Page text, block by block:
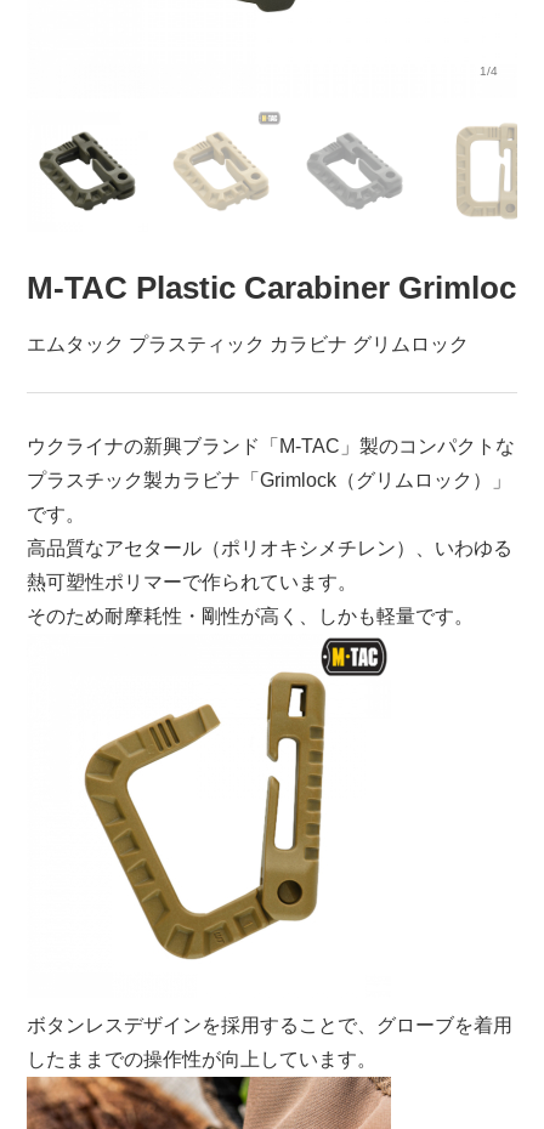
1/4
M-TAC Plastic Carabiner Grimloc
エムタック プラスティック カラビナ グリムロック
ウクライナの新興ブランド「M-TAC」製のコンパクトな
プラスチック製カラビナ「Grimlock（グリムロック）」
です。
高品質なアセタール（ポリオキシメチレン）、いわゆる
熱可塑性ポリマーで作られています。
そのため耐摩耗性・剛性が高く、しかも軽量です。
ボタンレスデザインを採用することで、グローブを着用
したままでの操作性が向上しています。